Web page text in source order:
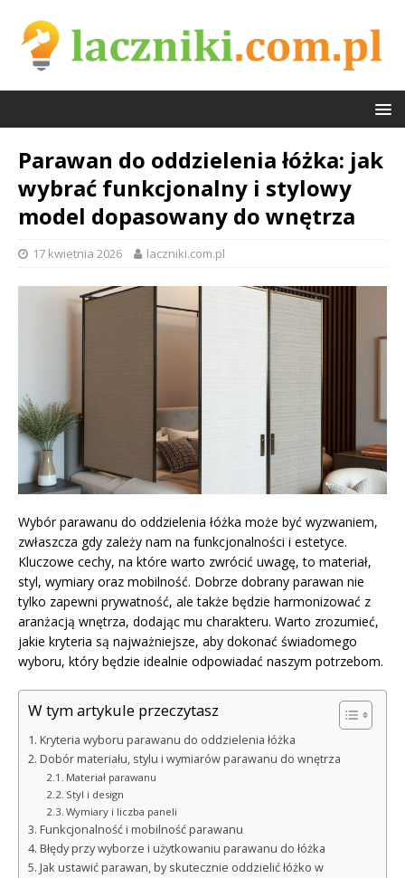
Parawan do oddzielenia łóżka: jak
wybrać funkcjonalny i stylowy
model dopasowany do wnętrza
17 kwietnia 2026 laczniki.com.pl
Wybór parawanu do oddzielenia łóżka może być wyzwaniem,
zwłaszcza gdy zależy nam na funkcjonalności i estetyce.
Kluczowe cechy, na które warto zwrócić uwagę, to materiał,
styl, wymiary oraz mobilność. Dobrze dobrany parawan nie
tylko zapewni prywatność, ale także będzie harmonizować z
aranżacją wnętrza, dodając mu charakteru. Warto zrozumieć,
jakie kryteria są najważniejsze, aby dokonać świadomego
wyboru, który będzie idealnie odpowiadać naszym potrzebom.
W tym artykule przeczytasz
Kryteria wyboru parawanu do oddzielenia łóżka
Dobór materiału, stylu i wymiarów parawanu do wnętrza
Materiał parawanu
Styl i design
Wymiary i liczba paneli
Funkcjonalność i mobilność parawanu
Błędy przy wyborze i użytkowaniu parawanu do łóżka
Jak ustawić parawan, by skutecznie oddzielić łóżko w